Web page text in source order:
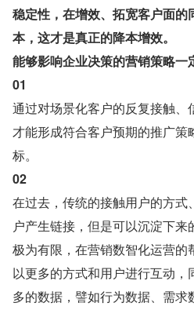
稳定性，在增效、拓宽客户面
本，这才是真正的降本增效。
能够影响企业决策的营销策略一
01
通过对场景化客户的反复接触
才能形成符合客户预期的推广策
标。
02
在过去，传统的接触用户的方式
户产生链接，但是可以沉淀下
极为有限，在营销数智化运营的
以更多的方式和用户进行互动
多的数据，譬如行为数据、需